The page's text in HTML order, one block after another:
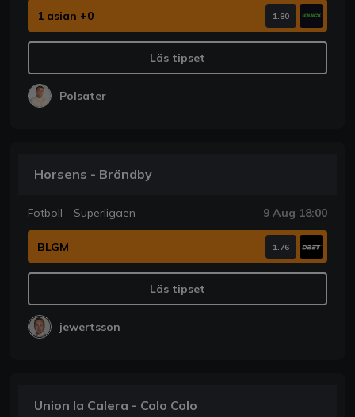
1 asian +0 1.80
Läs tipset
Polsater
Horsens - Bröndby
Fotboll - Superligaen 9 Aug 18:00
BLGM 1.76
Läs tipset
jewertsson
Union la Calera - Colo Colo